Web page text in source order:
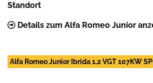
Standort
Details zum Alfa Romeo Junior
Alfa Romeo Junior Ibrida 1.2 VGT 107KW